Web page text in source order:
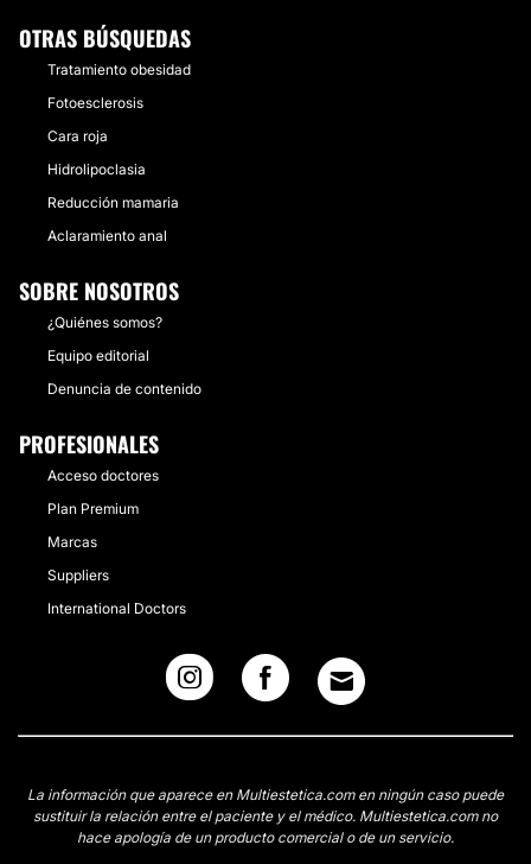
OTRAS BÚSQUEDAS
Tratamiento obesidad
Fotoesclerosis
Cara roja
Hidrolipoclasia
Reducción mamaria
Aclaramiento anal
SOBRE NOSOTROS
¿Quiénes somos?
Equipo editorial
Denuncia de contenido
PROFESIONALES
Acceso doctores
Plan Premium
Marcas
Suppliers
International Doctors
La información que aparece en Multiestetica.com en ningún caso puede
sustituir la relación entre el paciente y el médico. Multiestetica.com no
hace apología de un producto comercial o de un servicio.